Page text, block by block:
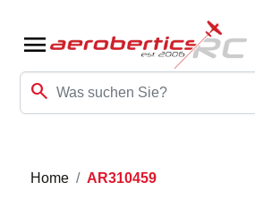
menu
search
Home AR310459